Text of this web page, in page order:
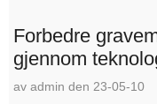
Forbedre
gjennom
av admin den 23-05-10